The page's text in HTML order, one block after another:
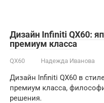
Дизайн Infiniti QX60:
премиум класса
QX60 Надежда Иванова
Дизайн Infiniti QX60 в
премиум класса,
решения.